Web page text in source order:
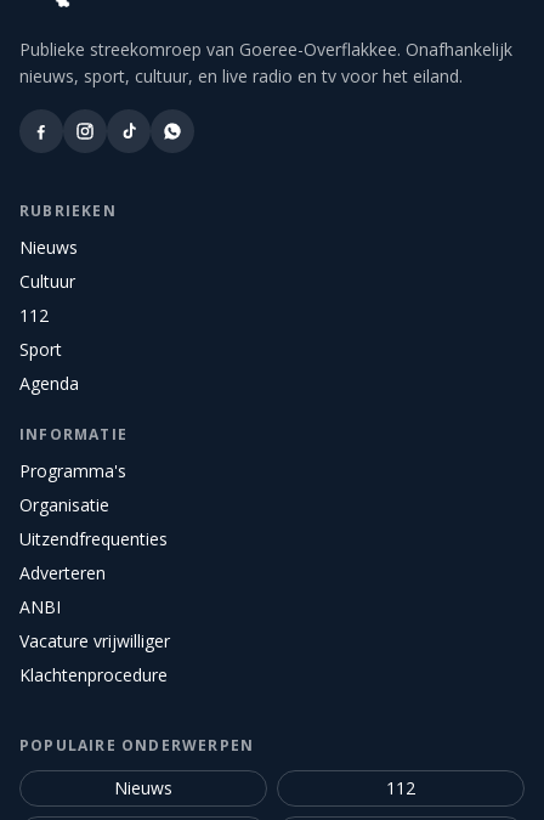
Publieke streekomroep van Goeree-Overflakkee. Onafhankelijk
nieuws, sport, cultuur, en live radio en tv voor het eiland.
RUBRIEKEN
Nieuws
Cultuur
112
Sport
Agenda
INFORMATIE
Programma's
Organisatie
Uitzendfrequenties
Adverteren
ANBI
Vacature vrijwilliger
Klachtenprocedure
POPULAIRE ONDERWERPEN
Nieuws
112